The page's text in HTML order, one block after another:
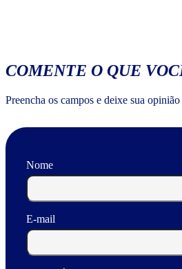
COMENTE O QUE
Preencha os campos e deixe sua
Nome
E-mail